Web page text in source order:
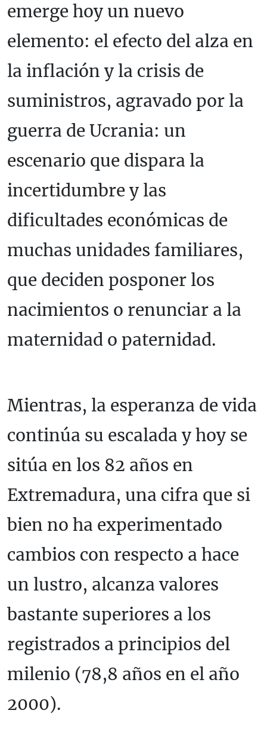
emerge hoy un nuevo
elemento: el efecto del alza en
la inflación y la crisis de
suministros, agravado por la
guerra de Ucrania: un
escenario que dispara la
incertidumbre y las
dificultades económicas de
muchas unidades familiares,
que deciden posponer los
nacimientos o renunciar a la
maternidad o paternidad.
Mientras, la esperanza de vida
continúa su escalada y hoy se
sitúa en los 82 años en
Extremadura, una cifra que si
bien no ha experimentado
cambios con respecto a hace
un lustro, alcanza valores
bastante superiores a los
registrados a principios del
milenio (78,8 años en el año
2000).